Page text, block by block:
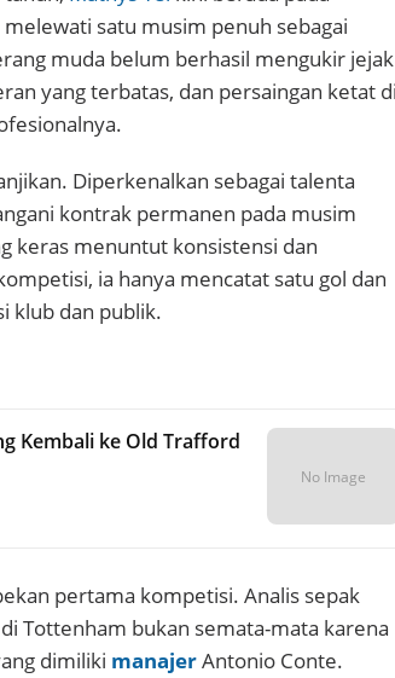
satu musim penuh sebagai
muda belum berhasil mengukir jejak
yang terbatas, dan persaingan ketat di
Diperkenalkan sebagai talenta
kontrak permanen pada musim
keras menuntut konsistensi dan
ia hanya mencatat satu gol dan
klub dan publik.
Kembali ke Old Trafford
No Image
pertama kompetisi. Analis sepak
Tottenham bukan semata-mata karena
dimiliki manajerAntonio Conte.